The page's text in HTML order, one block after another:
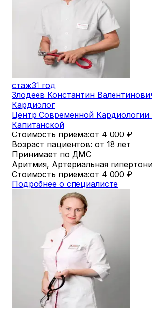
стаж31 год
Злодеев Константин
Кардиолог
Центр Современной Кардиологии
Капитанской
Стоимость приема:от 4 000 ₽
Возраст пациентов: от 18 лет
Принимает по ДМС
Аритмия, Артериальная
Стоимость приема:от 4 000 ₽
Подробнее о специалисте